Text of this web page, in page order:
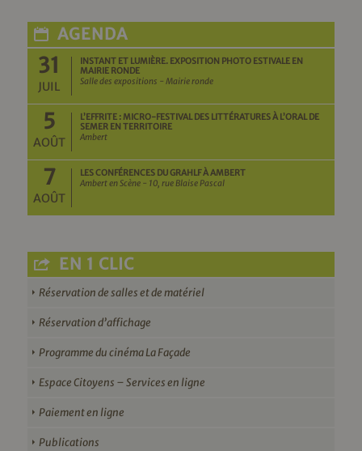
AGENDA
31
JUIL
INSTANT ET LUMIÈRE. EXPOSITION PHOTO ESTIVALE EN
MAIRIE RONDE
Salle des expositions - Mairie ronde
5
AOÛT
L’EFFRITE : MICRO-FESTIVAL DES LITTÉRATURES À L’ORAL DE
SEMER EN TERRITOIRE
Ambert
7
AOÛT
LES CONFÉRENCES DU GRAHLF À AMBERT
Ambert en Scène - 10, rue Blaise Pascal
EN 1 CLIC
Réservation de salles et de matériel
Réservation d’affichage
Programme du cinéma La Façade
Espace Citoyens – Services en ligne
Paiement en ligne
Publications